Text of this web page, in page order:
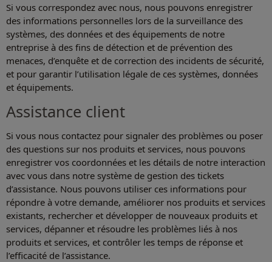
Si vous correspondez avec nous, nous pouvons enregistrer
des informations personnelles lors de la surveillance des
systèmes, des données et des équipements de notre
entreprise à des fins de détection et de prévention des
menaces, d’enquête et de correction des incidents de sécurité,
et pour garantir l’utilisation légale de ces systèmes, données
et équipements.
Assistance client
Si vous nous contactez pour signaler des problèmes ou poser
des questions sur nos produits et services, nous pouvons
enregistrer vos coordonnées et les détails de notre interaction
avec vous dans notre système de gestion des tickets
d’assistance. Nous pouvons utiliser ces informations pour
répondre à votre demande, améliorer nos produits et services
existants, rechercher et développer de nouveaux produits et
services, dépanner et résoudre les problèmes liés à nos
produits et services, et contrôler les temps de réponse et
l’efficacité de l’assistance.